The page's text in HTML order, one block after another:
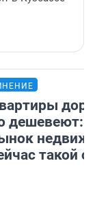
дешевеют:
такой